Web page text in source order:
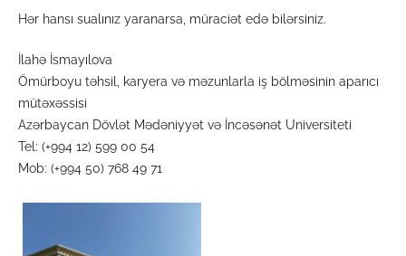
Hər hansı sualınız yaranarsa, müraciət edə bilərsiniz.
İlahə İsmayılova
Ömürboyu təhsil, karyera və məzunlarla iş bölməsinin aparıcı
mütəxəssisi
Azərbaycan Dövlət Mədəniyyət və İncəsənət Universiteti
Tel: (+994 12) 599 00 54
Mob: (+994 50) 768 49 71